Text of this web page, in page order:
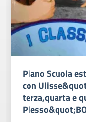
Piano Scuola
con
terza,quarta e